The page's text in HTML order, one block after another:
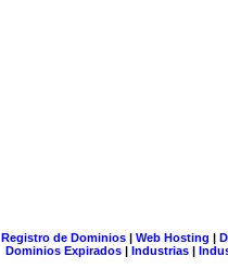
Registro de Dominios| Web Hosting |
Dominios Expirados | Industrias |